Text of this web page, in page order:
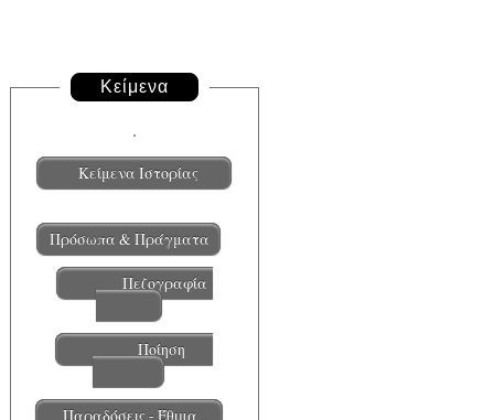
Κείμενα
Κείμενα Ιστορίας
Πρόσωπα & Πράγματα
Πεζογραφία
Ποίηση
Παραδόσεις - Έθιμα